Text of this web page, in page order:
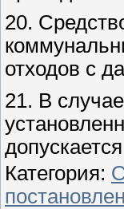
20.
отходов с
21. В
Категория: